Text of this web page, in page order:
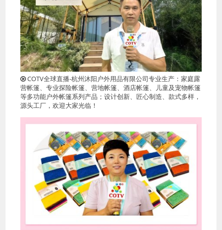
COTV全球直播-杭州沐阳户外用品有限公司专业生产：家庭露
营帐篷、专业探险帐篷、营地帐篷、酒店帐篷、儿童及宠物帐篷
等多功能户外帐篷系列产品；设计创新、匠心制造、款式多样，
源头工厂，欢迎大家光临！